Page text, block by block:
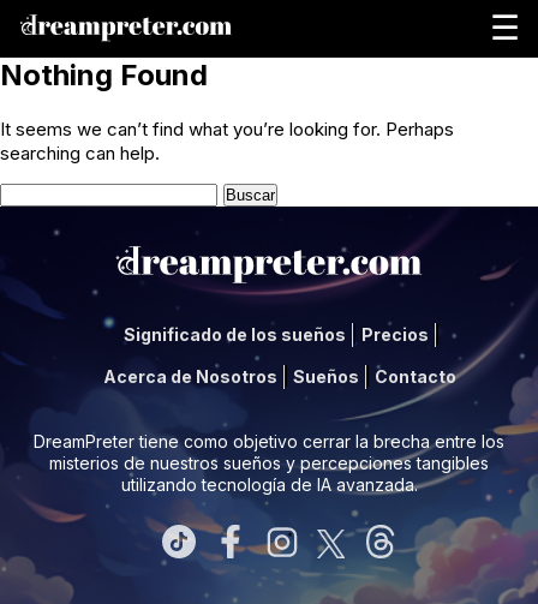
☰
Nothing Found
It seems we can’t find what you’re looking for. Perhaps
searching can help.
Buscar:
Significado de los sueños Precios
Acerca de Nosotros Sueños Contacto
DreamPreter tiene como objetivo cerrar la brecha entre los
misterios de nuestros sueños y percepciones tangibles
utilizando tecnología de IA avanzada.